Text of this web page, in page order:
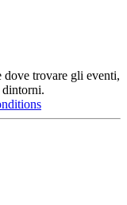
trovare gli eventi,